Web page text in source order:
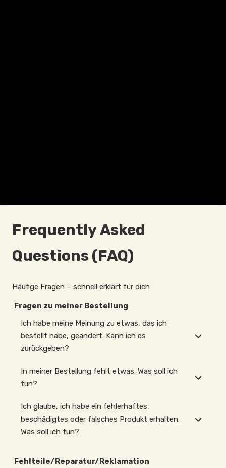
Frequently Asked
Questions (FAQ)
Häufige Fragen – schnell erklärt für dich
Fragen zu meiner Bestellung
Ich habe meine Meinung zu etwas, das ich
bestellt habe, geändert. Kann ich es
zurückgeben?
In meiner Bestellung fehlt etwas. Was soll ich
tun?
Ich glaube, ich habe ein fehlerhaftes,
beschädigtes oder falsches Produkt erhalten.
Was soll ich tun?
Fehlteile/Reparatur/Reklamation